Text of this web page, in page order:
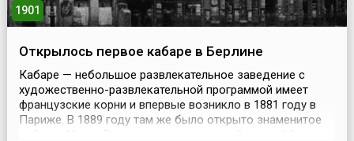
1901
Открылось первое кабаре в Берлине
Кабаре — небольшое развлекательное заведение с
художественно-развлекательной программой имеет
французские корни и впервые возникло в 1881 году в
Париже. В 1889 году там же было открыто знаменитое